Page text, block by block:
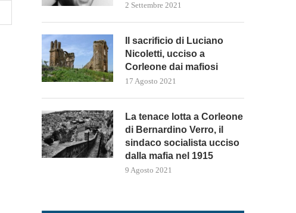
2 Settembre 2021
Il sacrificio di Luciano
Nicoletti, ucciso a
Corleone dai mafiosi
17 Agosto 2021
La tenace lotta a Corleone
di Bernardino Verro, il
sindaco socialista ucciso
dalla mafia nel 1915
9 Agosto 2021